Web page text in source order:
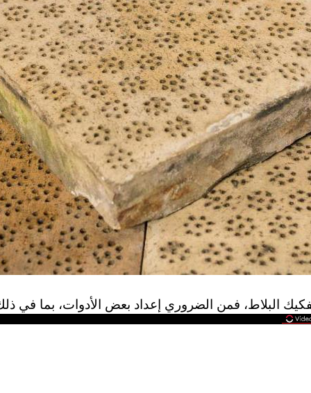
البلاط، فمن الضروري إعداد بعض الأدوات، بما في